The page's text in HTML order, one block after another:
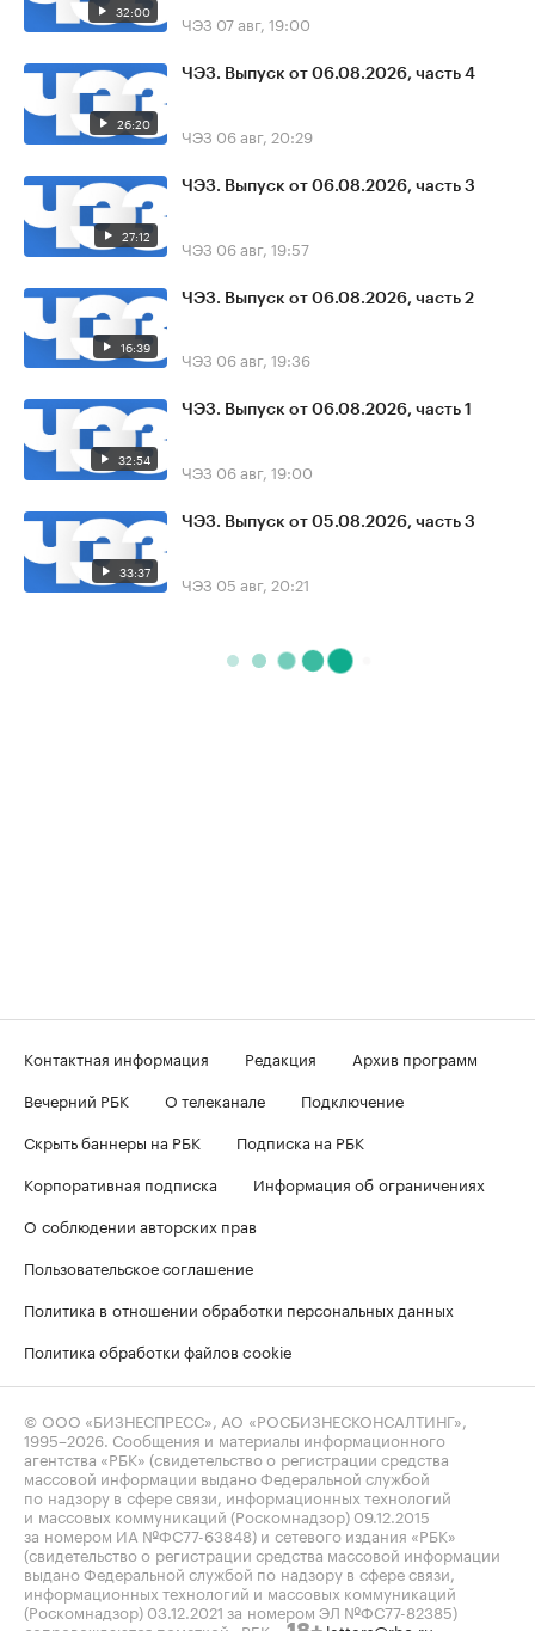
32:00 ЧЭЗ 07 авг, 19:00
26:20
ЧЭЗ. Выпуск от 06.08.2026, часть 4
ЧЭЗ 06 авг, 20:29
27:12
ЧЭЗ. Выпуск от 06.08.2026, часть 3
ЧЭЗ 06 авг, 19:57
16:39
ЧЭЗ. Выпуск от 06.08.2026, часть 2
ЧЭЗ 06 авг, 19:36
32:54
ЧЭЗ. Выпуск от 06.08.2026, часть 1
ЧЭЗ 06 авг, 19:00
33:37
ЧЭЗ. Выпуск от 05.08.2026, часть 3
ЧЭЗ 05 авг, 20:21
Контактная информация Редакция
Архив программ
Вечерний РБК
О телеканале
Подключение
Скрыть баннеры на РБК
Подписка на РБК
Корпоративная подписка
Информация об ограничениях
О соблюдении авторских прав
Пользовательское соглашение
Политика в отношении обработки персональных данных
Политика обработки файлов cookie
© ООО «БИЗНЕСПРЕСС», АО «РОСБИЗНЕСКОНСАЛТИНГ»,
1995–2026 . Сообщения и материалы информационного
агентства «РБК» (свидетельство о регистрации средства
массовой информации выдано Федеральной службой
по надзору в сфере связи, информационных технологий
и массовых коммуникаций (Роскомнадзор) 09.12.2015
за номером ИА №ФС77-63848) и сетевого издания «РБК»
(свидетельство о регистрации средства массовой информации
выдано Федеральной службой по надзору в сфере связи,
информационных технологий и массовых коммуникаций
(Роскомнадзор) 03.12.2021 за номером ЭЛ №ФС77-82385)